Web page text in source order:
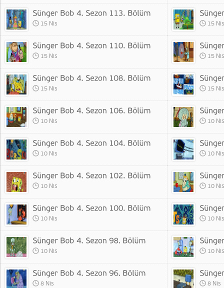
15 Nis 15 Nis
15 Nis 15 Nis
15 Nis 15 Nis
10 Nis 10 Nis
10 Nis 10 Nis
10 Nis 10 Nis
10 Nis 10 Nis
10 Nis 10 Nis
8 Nis 8 Nis